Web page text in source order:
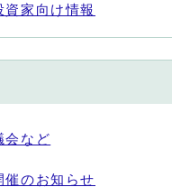
資家向け情報
会など
催のお知らせ